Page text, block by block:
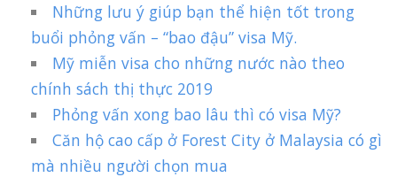
Những lưu ý giúp bạn thể hiện tốt trong
buổi phỏng vấn – “bao đậu” visa Mỹ.
Mỹ miễn visa cho những nước nào theo
chính sách thị thực 2019
Phỏng vấn xong bao lâu thì có visa Mỹ?
Căn hộ cao cấp ở Forest City ở Malaysia có gì
mà nhiều người chọn mua